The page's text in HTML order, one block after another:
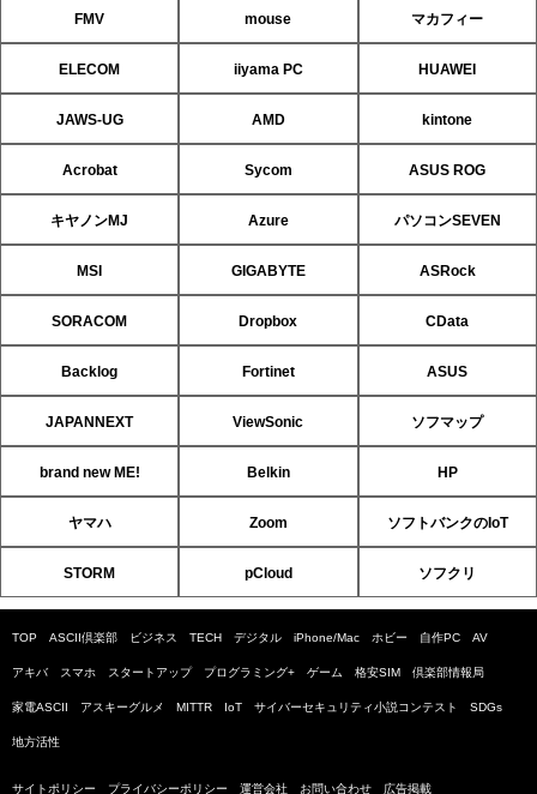
FMV mouse マカフィー
ELECOM iiyama PC HUAWEI
JAWS-UG AMD kintone
Acrobat Sycom ASUS ROG
キヤノンMJ Azure パソコンSEVEN
MSI GIGABYTE ASRock
SORACOM Dropbox CData
Backlog Fortinet ASUS
JAPANNEXT ViewSonic ソフマップ
brand new ME! Belkin HP
ヤマハ Zoom ソフトバンクのIoT
STORM pCloud ソフクリ
TOP ASCII倶楽部 ビジネス TECH デジタル iPhone/Mac ホビー 自作PC AV
アキバ スマホ スタートアップ プログラミング+ ゲーム 格安SIM 倶楽部情報局
家電ASCII アスキーグルメ MITTR IoT サイバーセキュリティ小説コンテスト SDGs
地方活性
サイトポリシー プライバシーポリシー 運営会社 お問い合わせ 広告掲載